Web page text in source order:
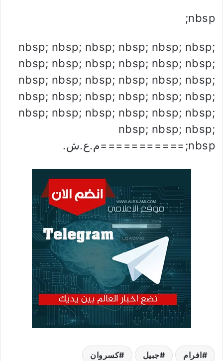
nbsp;
nbsp; nbsp; nbsp; nbsp; nbsp; nbsp;
nbsp; nbsp; nbsp; nbsp; nbsp; nbsp;
nbsp; nbsp; nbsp; nbsp; nbsp; nbsp;
nbsp; nbsp; nbsp; nbsp; nbsp; nbsp;
nbsp; nbsp; nbsp; nbsp; nbsp; nbsp;
nbsp; nbsp; nbsp;
nbsp;===========م.ع.ش.
افرام جبيل كسروان